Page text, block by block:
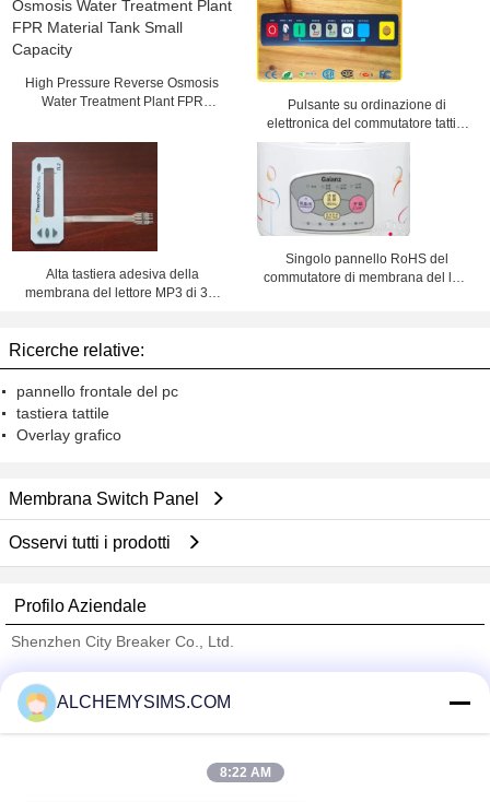
High Pressure Reverse Osmosis
Water Treatment Plant FPR
Pulsante su ordinazione di
elettronica del commutatore tattile
di superficie della cupola di Matt
Alta tastiera adesiva della
membrana del lettore MP3 di 3M
Singolo pannello RoHS del
commutatore di membrana del lato
Ricerche relative:
pannello frontale del pc
tastiera tattile
Overlay grafico
Membrana Switch Panel
Osservi tutti i prodotti
Profilo Aziendale
Shenzhen City Breaker Co., Ltd.
Trust Seal
Verified Suplier
ALCHEMYSIMS.COM
8:22 AM